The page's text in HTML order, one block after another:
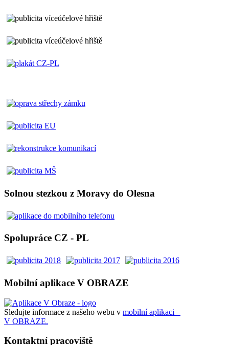
Solnou stezkou z Moravy do Olesna
Spolupráce CZ - PL
Mobilní aplikace V OBRAZE
Sledujte informace z našeho webu v mobilní aplikaci –
V OBRAZE.
Kontaktní pracoviště